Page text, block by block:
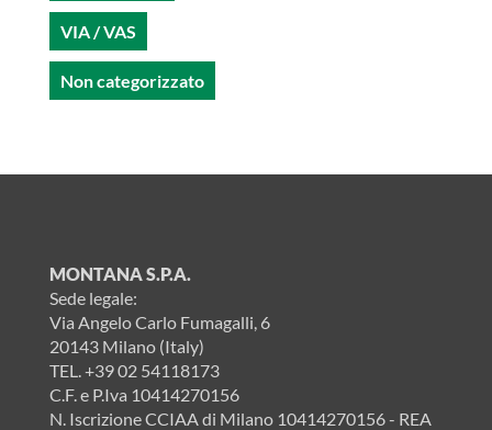
VIA / VAS
Non categorizzato
MONTANA S.P.A.
Sede legale:
Via Angelo Carlo Fumagalli, 6
20143 Milano (Italy)
TEL.+39 02 54118173
C.F. e P.Iva 10414270156
N. Iscrizione CCIAA di Milano 10414270156 - REA